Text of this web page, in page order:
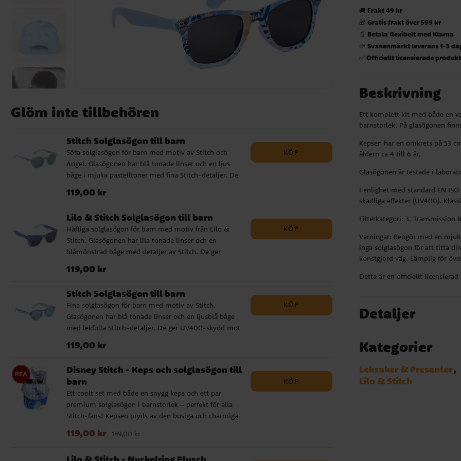
Glöm inte tillbehören
Stitch Solglasögon till barn
Söta solglasögon för barn med motiv av Stitch och
Angel. Glasögonen har blå tonade linser och en ljus
båge i mjuka pastelltoner med fina Stitch-detaljer. De
för soliga dagar, utflykter och semester. ✔️ Solglasögon
Ljus båge med fina Stitch-detaljer ✔️ UV400-skydd
mot solens strålar ✔️ Bredd: ca 13 cm
Pris: 119,00 kr
119,00 kr
KÖP
Lilo & Stitch Solglasögon till barn
Häftiga solglasögon för barn med motiv från Lilo &
Stitch. Glasögonen har lila tonade linser och en
blåmönstrad båge med detaljer av Stitch. De ger
soliga dagar, utflykter och semester. ✔️ Solglasögon
Blåmönstrad båge med Stitch-detaljer ✔️ UV400-
skydd mot solens strålar ✔️ Bredd: ca 13 cm
Pris: 119,00 kr
119,00 kr
KÖP
Stitch Solglasögon till barn
Fina solglasögon för barn med motiv av Stitch.
Glasögonen har blå tonade linser och en ljusblå båge
med lekfulla Stitch-detaljer. De ger UV400-skydd mot
utflykter och semester. ✔️ Solglasögon med Stitch-
detaljer ✔️ UV400-skydd mot solens strålar ✔️ Bredd:
ca 13 cm
Pris: 119,00 kr
119,00 kr
KÖP
Disney Stitch - Keps och solglasögon till
barn
Ett coolt set med både en snygg keps och ett par
premium solglasögon i barnstorlek – perfekt för alla
Stitch-fans! Kepsen pryds av den busiga och charmiga
stil och skydd under soliga äventyr. Kepsen har en
Nuvarande pris:119,00 kr
119,00 kr 189,00 kr
KÖP
🚚 Frakt 49 kr
🎁Gratis frakt över 599 kr
📄 Betala flexibelt med Klarna
🌱Svanenmärkt leverans 1-3
✅Officiellt licensierade
Beskrivning
Ett komplett kit med både en
barnstorlek. På glasögonen
Kepsen har en omkrets på 53
åldern ca 4 till 6 år.
Glasögonen är testade i
I enlighet med standard EN
skadliga effekter (UV400).
Filterkategori: 3. Transmission
Varningar: Rengör med en
inga solglasögon för att titta
konstgjord väg. Lämplig för
Detta är en officiellt
Detaljer
Kategorier
Leksaker & Presenter
Lilo & Stitch